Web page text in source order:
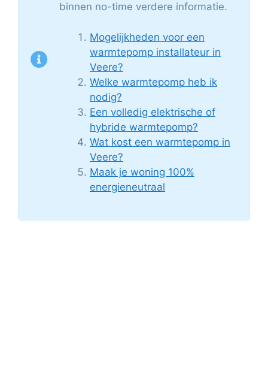
binnen no-time verdere informatie.
Mogelijkheden voor een
warmtepomp installateur in
Veere?
Welke warmtepomp heb ik
nodig?
Een volledig elektrische of
hybride warmtepomp?
Wat kost een warmtepomp in
Veere?
Maak je woning 100%
energieneutraal